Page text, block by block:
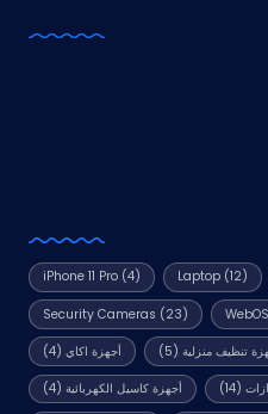
iPhone 11 Pro (4) Laptop(12)
Security Cameras (23)
أجهزة اكاي(4) تنظيف منزلية (5)
أجهزة كاسيل الكهربائية(4) (14)